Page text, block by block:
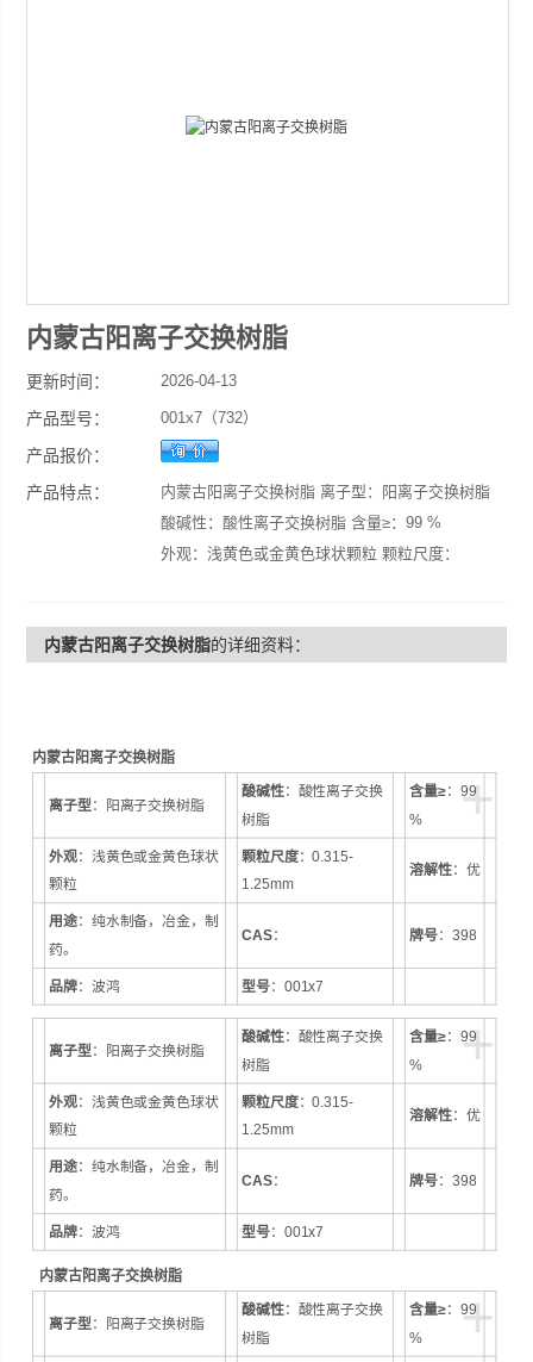
内蒙古阳离子交换树脂
更新时间： 2026-04-13
产品型号： 001x7（732）
产品报价：
产品特点：
内蒙古阳离子交换树脂 离子型：阳离子交换树脂
酸碱性：酸性离子交换树脂 含量≥：99 %
外观：浅黄色或金黄色球状颗粒 颗粒尺度：
398
内蒙古阳离子交换树脂的详细资料：
内蒙古阳离子交换树脂
+
离子型 ：阳离子交换树脂
酸碱性：酸性离子交换
树脂
含量≥：99
%
外观：浅黄色或金黄色球状
颗粒
颗粒尺度：0.315-
1.25mm
溶解性：优
用途：纯水制备，冶金，制
药。
CAS： 牌号：398
品牌：波鸿 型号：001x7
+
离子型 ：阳离子交换树脂
酸碱性：酸性离子交换
树脂
含量≥：99
%
外观：浅黄色或金黄色球状
颗粒
颗粒尺度：0.315-
1.25mm
溶解性：优
用途：纯水制备，冶金，制
药。
CAS： 牌号：398
品牌：波鸿 型号：001x7
内蒙古阳离子交换树脂
+
离子型：阳离子交换树脂
酸碱性：酸性离子交换
树脂
含量≥：99
%